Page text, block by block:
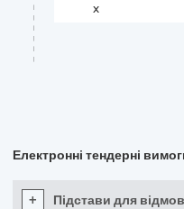
x
Електронні тендерні
+ Підстави для